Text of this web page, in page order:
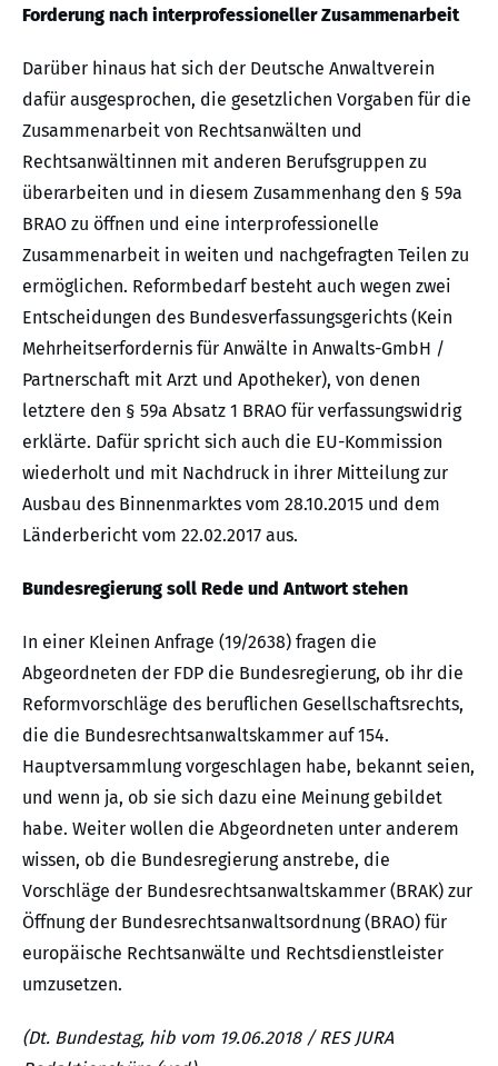
Forderung nach interprofessioneller Zusammenarbeit
Darüber hinaus hat sich der Deutsche Anwaltverein
dafür ausgesprochen, die gesetzlichen Vorgaben für die
Zusammenarbeit von Rechtsanwälten und
Rechtsanwältinnen mit anderen Berufsgruppen zu
überarbeiten und in diesem Zusammenhang den § 59a
BRAO zu öffnen und eine interprofessionelle
Zusammenarbeit in weiten und nachgefragten Teilen zu
ermöglichen. Reformbedarf besteht auch wegen zwei
Entscheidungen des Bundesverfassungsgerichts (Kein
Mehrheitserfordernis für Anwälte in Anwalts-GmbH /
Partnerschaft mit Arzt und Apotheker), von denen
letztere den § 59a Absatz 1 BRAO für verfassungswidrig
erklärte. Dafür spricht sich auch die EU-Kommission
wiederholt und mit Nachdruck in ihrer Mitteilung zur
Ausbau des Binnenmarktes vom 28.10.2015 und dem
Länderbericht vom 22.02.2017 aus.
Bundesregierung soll Rede und Antwort stehen
In einer Kleinen Anfrage (19/2638) fragen die
Abgeordneten der FDP die Bundesregierung, ob ihr die
Reformvorschläge des beruflichen Gesellschaftsrechts,
die die Bundesrechtsanwaltskammer auf 154.
Hauptversammlung vorgeschlagen habe, bekannt seien,
und wenn ja, ob sie sich dazu eine Meinung gebildet
habe. Weiter wollen die Abgeordneten unter anderem
wissen, ob die Bundesregierung anstrebe, die
Vorschläge der Bundesrechtsanwaltskammer (BRAK) zur
Öffnung der Bundesrechtsanwaltsordnung (BRAO) für
europäische Rechtsanwälte und Rechtsdienstleister
umzusetzen.
(Dt. Bundestag, hib vom 19.06.2018 / RES JURA